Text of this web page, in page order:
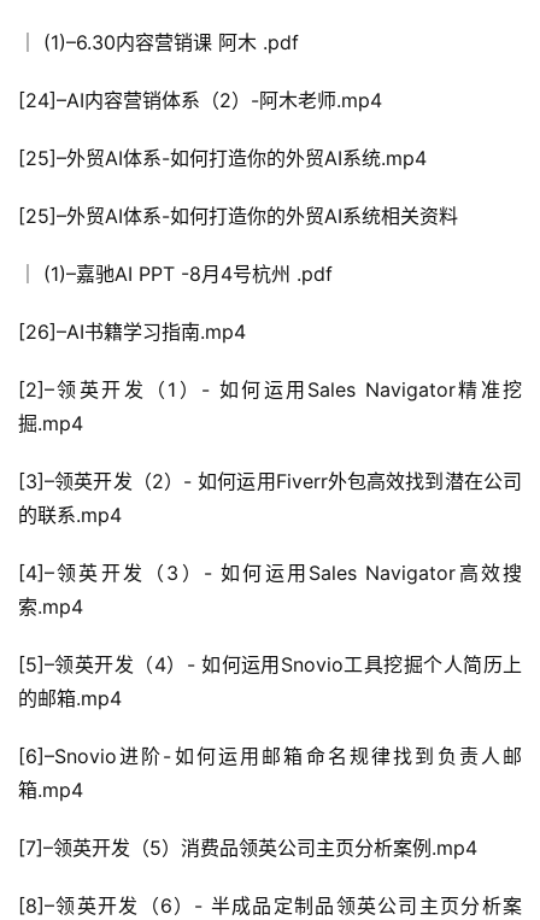
│ (1)–6.30内容营销课 阿木 .pdf
[24]–AI内容营销体系（2）-阿木老师.mp4
[25]–外贸AI体系-如何打造你的外贸AI系统.mp4
[25]–外贸AI体系-如何打造你的外贸AI系统相关资料
│ (1)–嘉驰AI PPT -8月4号杭州 .pdf
[26]–AI书籍学习指南.mp4
[2]–领英开发（1）- 如何运用Sales Navigator精准挖
掘.mp4
[3]–领英开发（2）- 如何运用Fiverr外包高效找到潜在公司
的联系.mp4
[4]–领英开发（3）- 如何运用Sales Navigator高效搜
索.mp4
[5]–领英开发（4）- 如何运用Snovio工具挖掘个人简历上
的邮箱.mp4
[6]–Snovio进阶-如何运用邮箱命名规律找到负责人邮
箱.mp4
[7]–领英开发（5）消费品领英公司主页分析案例.mp4
[8]–领英开发（6）- 半成品定制品领英公司主页分析案